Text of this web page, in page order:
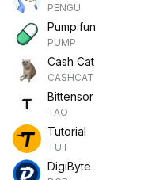
PENGU
Pump.fun
PUMP
Cash Cat
CASHCAT
Bittensor
TAO
Tutorial
TUT
DigiByte